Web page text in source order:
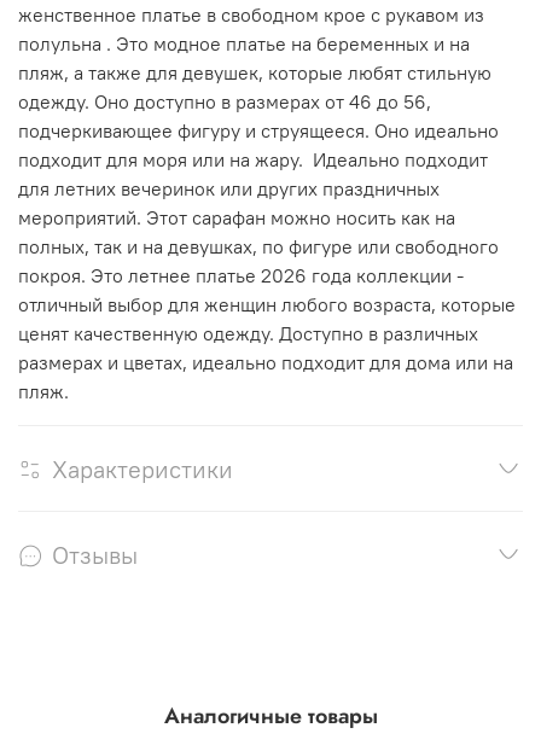
женственное платье в свободном крое с рукавом из
полульна . Это модное платье на беременных и на
пляж, а также для девушек, которые любят стильную
одежду. Оно доступно в размерах от 46 до 56,
подчеркивающее фигуру и струящееся. Оно идеально
подходит для моря или на жару. Идеально подходит
для летних вечеринок или других праздничных
мероприятий. Этот сарафан можно носить как на
полных, так и на девушках, по фигуре или свободного
покроя. Это летнее платье 2026 года коллекции -
отличный выбор для женщин любого возраста, которые
ценят качественную одежду. Доступно в различных
размерах и цветах, идеально подходит для дома или на
пляж.
Характеристики
Отзывы
Аналогичные товары